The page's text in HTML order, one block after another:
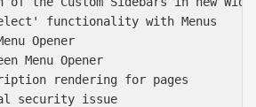
functionality with Menus
Opener
Menu Opener
rendering for pages
security issue